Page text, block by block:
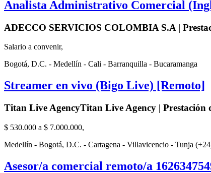
Analista Administrativo Comercial
ADECCO SERVICIOS COLOMBIA S.A |
Salario a convenir,
Bogotá, D.C. - Medellín - Cali - Barranquilla - Bucaramanga
Streamer en vivo (Bigo Live) [Remoto]
Titan Live AgencyTitan Live Agency | Prestación
$ 530.000 a $ 7.000.000,
Medellín - Bogotá, D.C. - Cartagena - Villavicencio - Tunja
Asesor/a comercial remoto/a